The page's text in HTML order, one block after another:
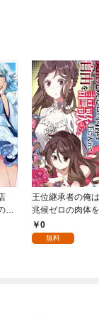
王位継承者の俺
兆候ゼロの肉体を
入れて自由を謳歌
る。1
0
無料